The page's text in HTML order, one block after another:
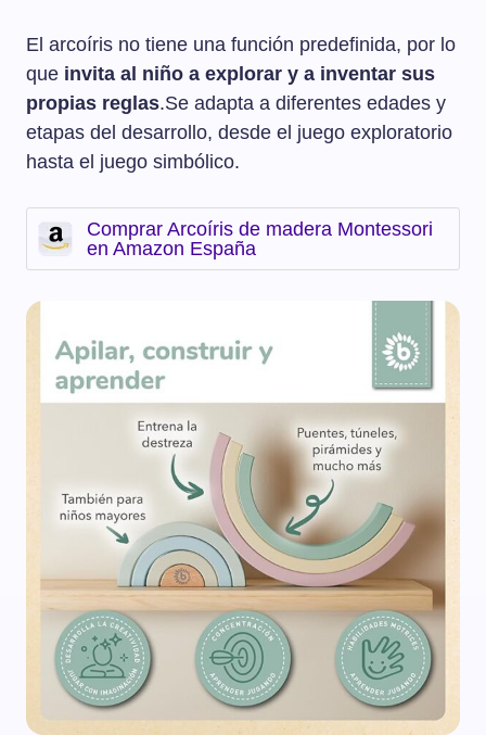
El arcoíris no tiene una función predefinida, por lo
que invita al niño a explorar y a inventar sus
propias reglas.Se adapta a diferentes edades y
etapas del desarrollo, desde el juego exploratorio
hasta el juego simbólico.
Comprar Arcoíris de madera Montessori
en Amazon España